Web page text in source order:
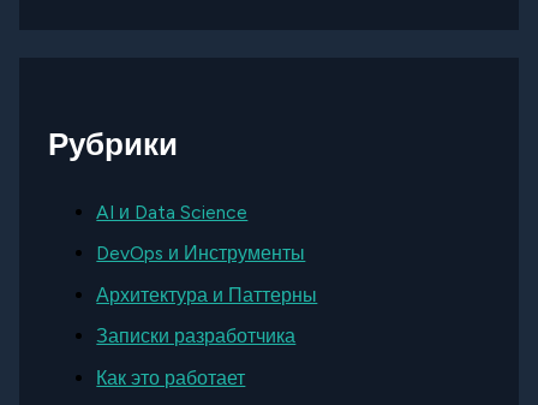
Рубрики
AI и Data Science
DevOps и Инструменты
Архитектура и Паттерны
Записки разработчика
Как это работает